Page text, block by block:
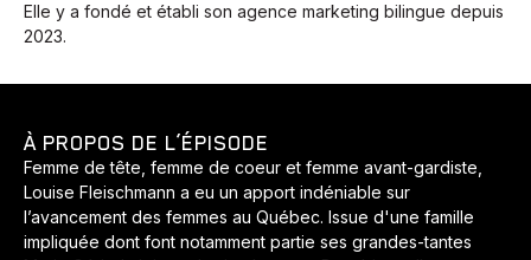
Développement Histoires
Voyage
Elle y a fondé et établi son agence marketing bilingue depuis
2023.
À PROPOS DE L’ÉPISODE
Femme de tête, femme de coeur et femme avant-gardiste,
Louise Fleischmann a eu un apport indéniable sur
l’avancement des femmes au Québec. Issue d'une famille
impliquée dont font notamment partie ses grandes-tantes